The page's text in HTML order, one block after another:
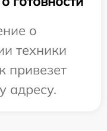
о
техники
привезет
адресу.